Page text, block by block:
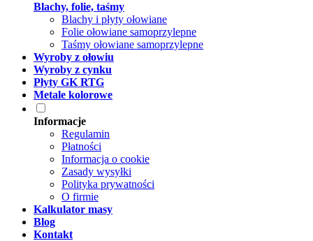
Blachy, folie, taśmy
Blachy i płyty ołowiane
Folie ołowiane samoprzylepne
Taśmy ołowiane samoprzylepne
Wyroby z ołowiu
Wyroby z cynku
Płyty GK RTG
Metale kolorowe
Informacje
Regulamin
Płatności
Informacja o cookie
Zasady wysyłki
Polityka prywatności
O firmie
Kalkulator masy
Blog
Kontakt